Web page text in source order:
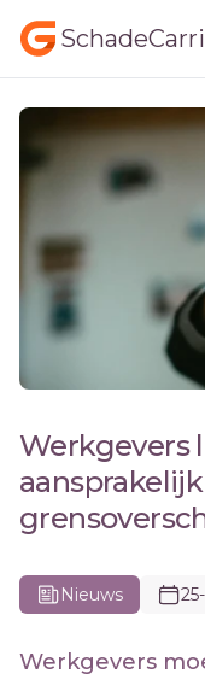
Werkgevers
Nieuws
Werkgevers